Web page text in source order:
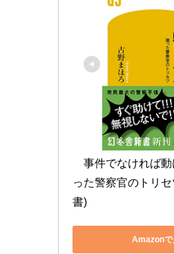
事件でなければ動
った警察官のトリ
書)
Amazonで